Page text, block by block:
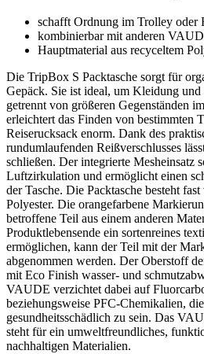
schafft Ordnung im Trolley oder
kombinierbar mit anderen
Hauptmaterial aus recyceltem
Die TripBox S Packtasche sorgt für
Gepäck. Sie ist ideal, um Kleidung
getrennt von größeren Gegenständen
erleichtert das Finden von bestimmten
Reiserucksack enorm. Dank des
rundumlaufenden Reißverschlusses
schließen. Der integrierte Mesheinsatz
Luftzirkulation und ermöglicht einen
der Tasche. Die Packtasche besteht
Polyester. Die orangefarbene
betroffene Teil aus einem anderen
Produktlebensende ein sortenreines
ermöglichen, kann der Teil mit der
abgenommen werden. Der Oberstoff
mit Eco Finish wasser- und
VAUDE verzichtet dabei auf
beziehungsweise PFC-Chemikalien,
gesundheitsschädlich zu sein. Das
steht für ein umweltfreundliches,
nachhaltigen Materialien.